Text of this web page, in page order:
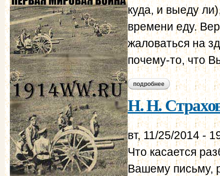
куда, и выеду
времени еду.
жаловаться на
почему-то, что
подробнее о н. н. страхов -
Н. Н.
вт, 11/25/2014 -
Что касается
Вашему письму,